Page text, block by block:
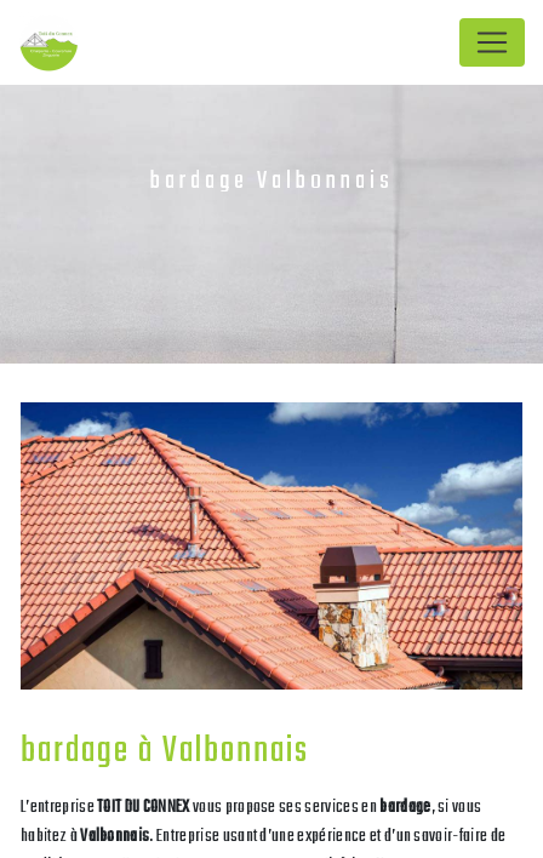
bardage Valbonnais
bardage à Valbonnais
L’entrepriseTOIT DU CONNEXvous propose ses services enbardage, si vous
habitez àValbonnais. Entreprise usant d’une expérience et d’un savoir-faire de